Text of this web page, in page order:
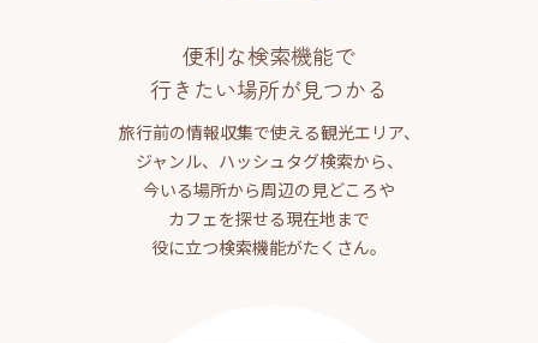
便利な検索機能で
行きたい場所が見つかる
旅行前の情報収集で使える観光エリア、
ジャンル、ハッシュタグ検索から、
今いる場所から周辺の見どころや
カフェを探せる現在地まで
役に立つ検索機能がたくさん。